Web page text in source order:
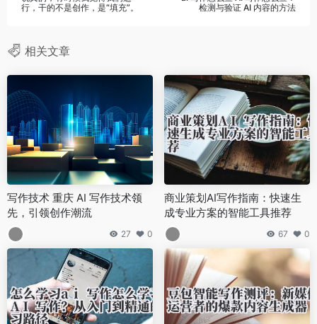
行，干的不是创作，是“填充”。
检测与验证 AI 内容的方法
相关文章
写作技术 重庆 AI 写作技术领
先，引领创作潮流
27 0
商业策划AI写作指南：快速生
成专业方案的智能工具推荐
67 0